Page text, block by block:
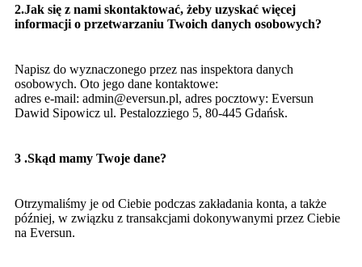
2.Jak się z nami skontaktować, żeby uzyskać więcej
informacji o przetwarzaniu Twoich danych osobowych?
Napisz do wyznaczonego przez nas inspektora danych
osobowych. Oto jego dane kontaktowe:
adres e-mail: admin@eversun.pl, adres pocztowy: Eversun
Dawid Sipowicz ul. Pestalozziego 5, 80-445 Gdańsk.
3 .Skąd mamy Twoje dane?
Otrzymaliśmy je od Ciebie podczas zakładania konta, a także
później, w związku z transakcjami dokonywanymi przez Ciebie
na Eversun.